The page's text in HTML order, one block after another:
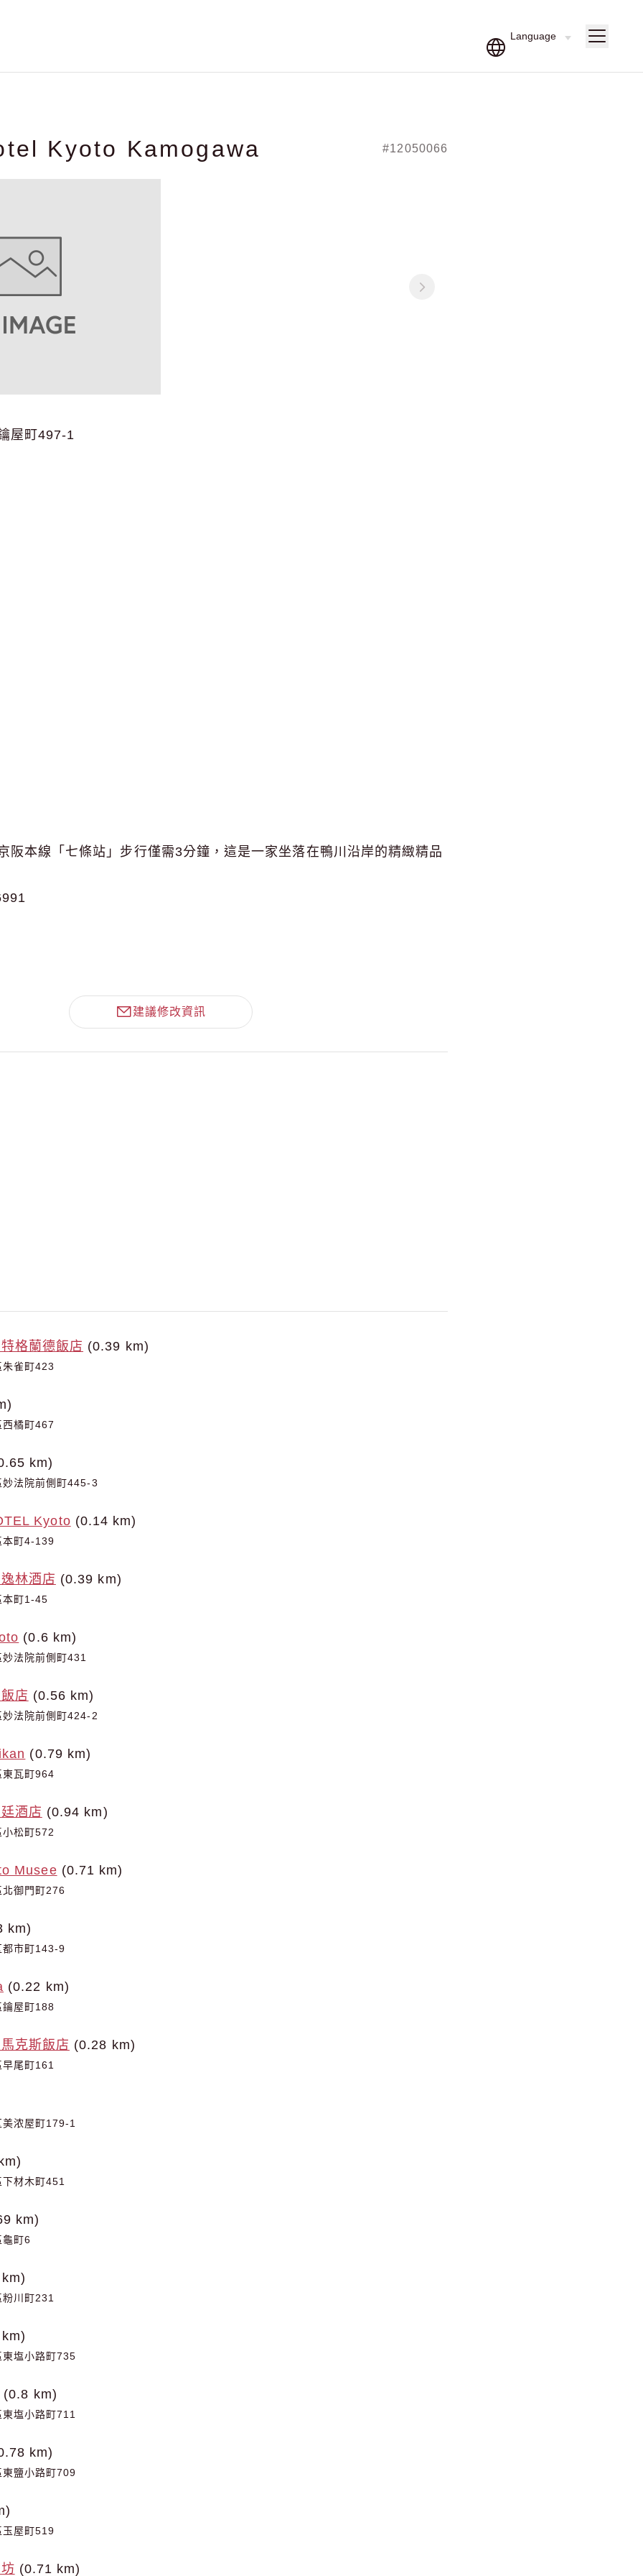
Kyoto Kamogawa #12050066
屋町497-1
阪本線「七條站」步行僅需3分鐘，這是一家坐落在鴨川沿岸的精緻精品
建議修改資訊
格蘭德飯店 (0.39 km)
雀町423
橘町467
km)
法院前側町445-3
Kyoto (0.14 km)
本町4-139
林酒店 (0.39 km)
本町1-45
(0.6 km)
法院前側町431
店 (0.56 km)
法院前側町424-2
(0.79 km)
東瓦町964
酒店 (0.94 km)
松町572
Musee (0.71 km)
御門町276
km)
都市町143-9
(0.22 km)
鑰屋町188
克斯飯店 (0.28 km)
尾町161
浓屋町179-1
材木町451
km)
龜町6
川町231
塩小路町735
(0.8 km)
塩小路町711
km)
鹽小路町709
玉屋町519
(0.71 km)